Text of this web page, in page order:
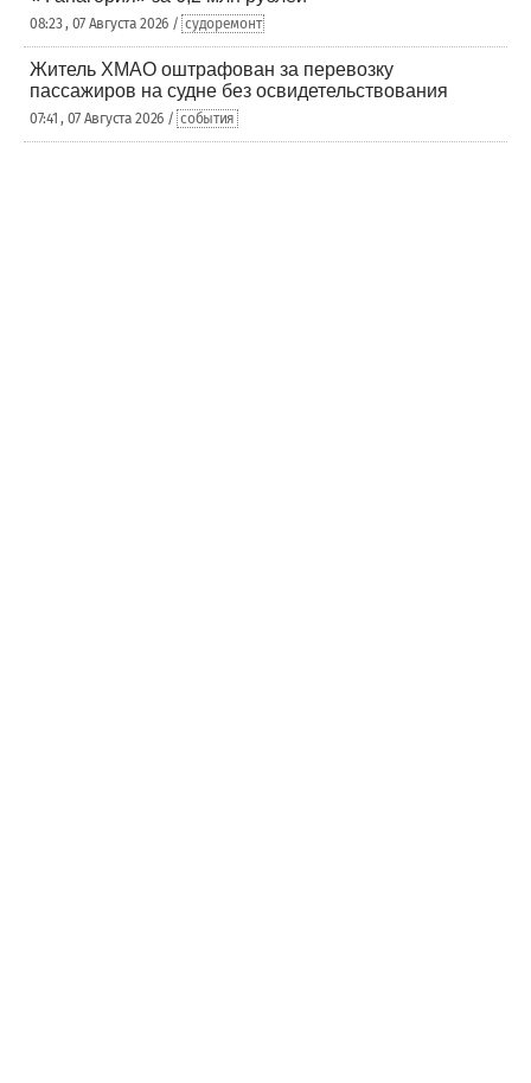
08:23 , 07 Августа 2026 / судоремонт
Житель ХМАО оштрафован за перевозку
пассажиров на судне без освидетельствования
07:41 , 07 Августа 2026 / события